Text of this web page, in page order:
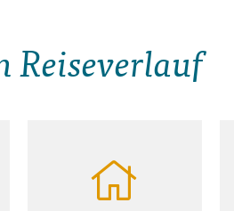
Reiseverlauf